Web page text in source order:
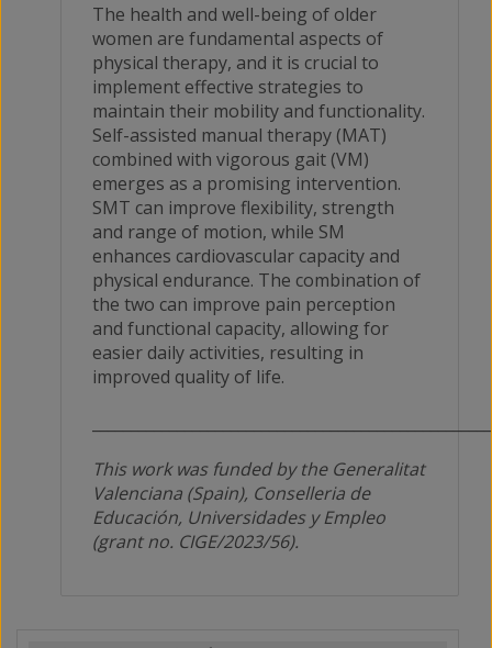
The health and well-being of older
women are fundamental aspects of
physical therapy, and it is crucial to
implement effective strategies to
maintain their mobility and functionality.
Self-assisted manual therapy (MAT)
combined with vigorous gait (VM)
emerges as a promising intervention.
SMT can improve flexibility, strength
and range of motion, while SM
enhances cardiovascular capacity and
physical endurance. The combination of
the two can improve pain perception
and functional capacity, allowing for
easier daily activities, resulting in
improved quality of life.
This work was funded by the Generalitat
Valenciana (Spain), Conselleria de
Educación, Universidades y Empleo
(grant no. CIGE/2023/56).